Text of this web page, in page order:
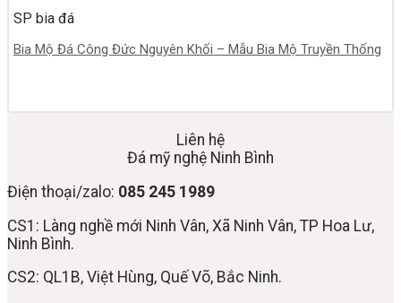
SP bia đá
Bia Mộ Đá Công Đức Nguyên Khối – Mẫu Bia Mộ Truyền Thống
Liên hệ
Đá mỹ nghệ Ninh Bình
Điện thoại/zalo: 085 245 1989
CS1: Làng nghề mới Ninh Vân, Xã Ninh Vân, TP Hoa Lư,
Ninh Bình.
CS2: QL1B, Việt Hùng, Quế Võ, Bắc Ninh.